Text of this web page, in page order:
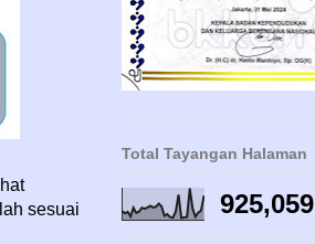
sesuai
Total Tayangan Halaman
925,059